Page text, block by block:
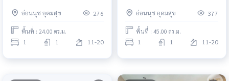
อ่อนนุช อุดมสุข 276
พื้นที่ : 24.00 ตร.ม.
1 1 11-20
อ่อนนุช อุดมสุข 377
พื้นที่ : 45.00 ตร.ม.
1 1 11-20